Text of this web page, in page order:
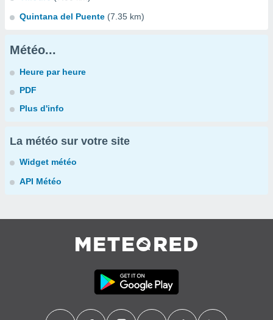
Quintana del Puente (7.35 km)
Météo...
Heure par heure
PDF
Plus d'info
La météo sur votre site
Widget météo
API Météo